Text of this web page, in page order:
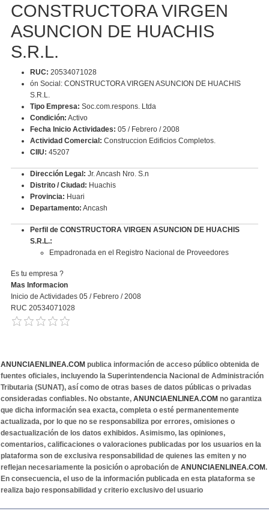
CONSTRUCTORA VIRGEN
ASUNCION DE HUACHIS
S.R.L.
RUC: 20534071028
ón Social: CONSTRUCTORA VIRGEN ASUNCION DE HUACHIS
S.R.L.
Tipo Empresa: Soc.com.respons. Ltda
Condición: Activo
Fecha Inicio Actividades: 05 / Febrero / 2008
Actividad Comercial: Construccion Edificios Completos.
CIIU: 45207
Dirección Legal: Jr. Ancash Nro. S.n
Distrito / Ciudad: Huachis
Provincia: Huari
Departamento: Ancash
Perfil de CONSTRUCTORA VIRGEN ASUNCION DE HUACHIS
S.R.L.:
Empadronada en el Registro Nacional de Proveedores
Es tu empresa ?
Mas Informacion
Inicio de Actividades 05 / Febrero / 2008
RUC 20534071028
ANUNCIAENLINEA.COM publica información de acceso público obtenida de
fuentes oficiales, incluyendo la Superintendencia Nacional de Administración
Tributaria (SUNAT), así como de otras bases de datos públicas o privadas
consideradas confiables. No obstante, ANUNCIAENLINEA.COM no garantiza
que dicha información sea exacta, completa o esté permanentemente
actualizada, por lo que no se responsabiliza por errores, omisiones o
desactualización de los datos exhibidos. Asimismo, las opiniones,
comentarios, calificaciones o valoraciones publicadas por los usuarios en la
plataforma son de exclusiva responsabilidad de quienes las emiten y no
reflejan necesariamente la posición o aprobación de ANUNCIAENLINEA.COM.
En consecuencia, el uso de la información publicada en esta plataforma se
realiza bajo responsabilidad y criterio exclusivo del usuario